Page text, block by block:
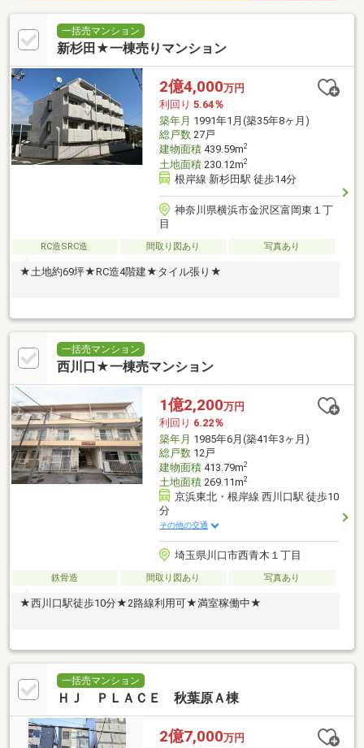
一括売マンション
新杉田★一棟売りマンション
2億4,000万円
利回り 5.64％
築年月 1991年1月(築35年8ヶ月)
総戸数27戸
建物面積439.59m2
土地面積230.12m2
根岸線 新杉田駅 徒歩14分
神奈川県横浜市金沢区富岡東１丁
目
RC造SRC造 間取り図あり 写真あり
★土地約69坪★RC造4階建★タイル張り★
一括売マンション
西川口★一棟売マンション
1億2,200万円
利回り 6.22％
築年月 1985年6月(築41年3ヶ月)
総戸数12戸
建物面積413.79m2
土地面積269.11m2
京浜東北・根岸線 西川口駅 徒歩10
分
その他の交通
埼玉県川口市西青木１丁目
鉄骨造 間取り図あり 写真あり
★西川口駅徒歩10分★2路線利用可★満室稼働中★
一括売マンション
ＨＪ ＰＬＡＣＥ 秋葉原Ａ棟
2億7,000万円